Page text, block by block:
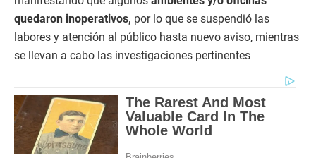
quedaron inoperativos, por lo que se suspendió las
labores y atención al público hasta nuevo aviso, mientras
se llevan a cabo las investigaciones pertinentes